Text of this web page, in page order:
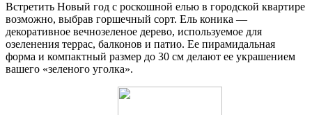
Встретить Новый год с роскошной елью в городской квартире
возможно, выбрав горшечный сорт. Ель коника —
декоративное вечнозеленое дерево, используемое для
озеленения террас, балконов и патио. Ее пирамидальная
форма и компактный размер до 30 см делают ее украшением
вашего «зеленого уголка».